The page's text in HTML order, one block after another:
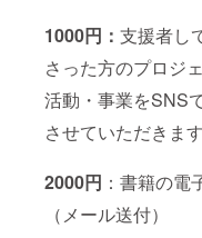
1000円： 支援者し
さった方のプロジ
活動・事業をSNS
させていただきます
2000円 ：書籍の電
（メール送付）